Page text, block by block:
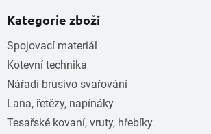
Kategorie zboží
Spojovací materiál
Kotevní technika
Nářadí brusivo svařování
Lana, řetězy, napínáky
Tesařské kovaní, vruty, hřebíky